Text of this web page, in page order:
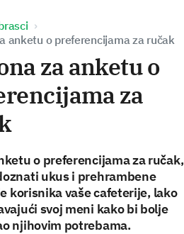
anketu o preferencijama za ručak
za anketu o
za
o preferencijama za ručak,
ukus i prehrambene
korisnika vaše cafeterije, lako
svoj meni kako bi bolje
njihovim potrebama.